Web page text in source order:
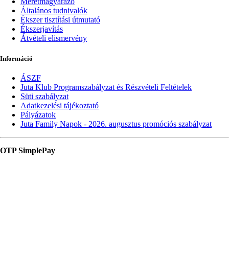
Általános tudnivalók
Ékszer tisztítási útmutató
Ékszerjavítás
Átvételi elismervény
Információ
ÁSZF
Juta Klub Programszabályzat és Részvételi Feltételek
Süti szabályzat
Adatkezelési tájékoztató
Pályázatok
Juta Family Napok - 2026. augusztus promóciós szabályzat
OTP SimplePay